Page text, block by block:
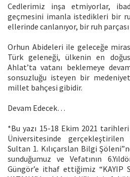
Cedlerimiz inşa etmiyorlar,
geçmesini imanla istedikleri bir
ellerinde canlanıyor, bir ruh
Orhun Abideleri ile geleceğe
Türk geleneği, ülkenin en
Ahlat’ta vatanı beklemeye
sonsuzluğu isteyen bir
millet bahçesi gibidir.
Devam Edecek…
*Bu yazı 15-18 Ekim 2021 tarihleri
Üniversitesinde gerçekleştirilen
Sultan 1. Kılıçarslan Bilgi
sunduğumuz ve Vefatının
Güngör’e ithaf ettiğimiz “KAYIP